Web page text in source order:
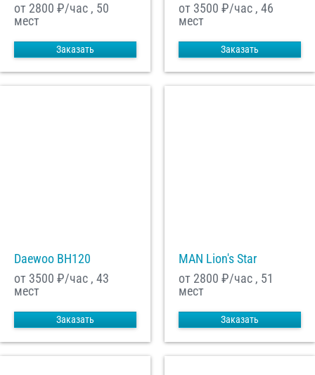
от 2800 ₽/час , 50
мест
Заказать
от 3500 ₽/час , 46
мест
Заказать
Daewoo ВН120
от 3500 ₽/час , 43
мест
Заказать
MAN Lion's Star
от 2800 ₽/час , 51
мест
Заказать